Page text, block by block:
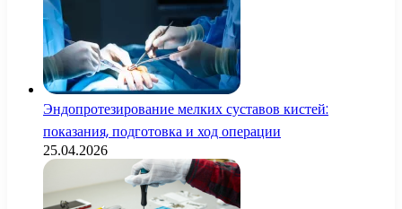
Эндопротезирование мелких суставов кистей:
показания, подготовка и ход операции
25.04.2026